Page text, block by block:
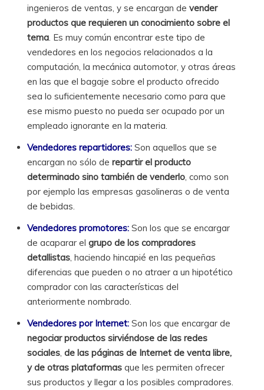
ingenieros de ventas, y se encargan de vender
productos que requieren un conocimiento sobre el
tema . Es muy común encontrar este tipo de
vendedores en los negocios relacionados a la
computación, la mecánica automotor, y otras áreas
en las que el bagaje sobre el producto ofrecido
sea lo suficientemente necesario como para que
ese mismo puesto no pueda ser ocupado por un
empleado ignorante en la materia.
Vendedores repartidores: Son aquellos que se
encargan no sólo derepartir el producto
determinado sino también de venderlo , como son
por ejemplo las empresas gasolineras o de venta
de bebidas.
Vendedores promotores: Son los que se encargar
de acaparar elgrupo de los compradores
detallistas , haciendo hincapié en las pequeñas
diferencias que pueden o no atraer a un hipotético
comprador con las características del
anteriormente nombrado.
Vendedores por Internet: Son los que encargar de
negociar productos sirviéndose de las redes
sociales ,de las páginas de Internet de venta libre,
y de otras plataformas que les permiten ofrecer
sus productos y llegar a los posibles compradores.